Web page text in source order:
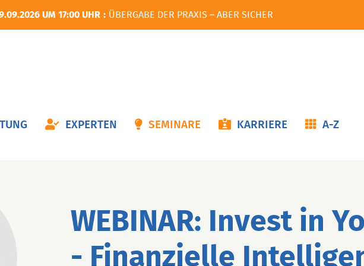
UM 17:00 UHR ÜBERGABE DER PRAXIS – ABER SICHER
EXPERTEN SEMINARE KARRIERE A-Z
WEBINAR: Invest in
- Finanzielle